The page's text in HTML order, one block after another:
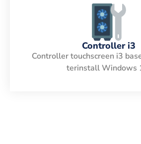
Controller i3
Controller touchscreen i3
terinstall Windows